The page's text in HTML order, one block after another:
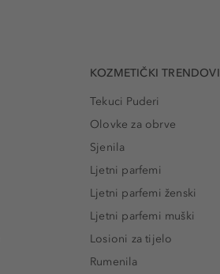
KOZMETIČKI TRENDOVI
Tekuci Puderi
Olovke za obrve
Sjenila
Ljetni parfemi
Ljetni parfemi ženski
Ljetni parfemi muški
Losioni za tijelo
Rumenila